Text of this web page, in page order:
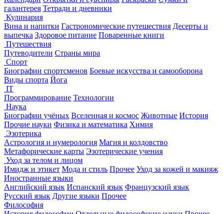
галантерея Тетради и дневники
Кулинария
Вина и напитки Гастрономические путешествия Десерты и
выпечка Здоровое питание Поваренные книги
Путешествия
Путеводители Страны мира
Спорт
Биографии спортсменов Боевые искусства и самооборона
Виды спорта Йога
IT
Программирование Технологии
Наука
Биографии учёных Вселенная и космос Животные История
Прочие науки Физика и математика Химия
Эзотерика
Астрология и нумерология Магия и колдовство
Метафорические карты Эзотерические учения
Уход за телом и лицом
Имидж и этикет Мода и стиль Прочее Уход за кожей и макияж
Иностранные языки
Английский язык Испанский язык Французский язык
Русский язык Другие языки Прочее
Философия